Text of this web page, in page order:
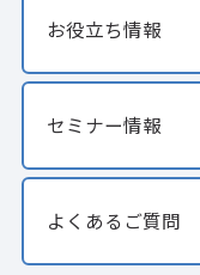
お役立ち情報
セミナー情報
よくあるご質問